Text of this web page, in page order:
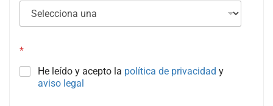
*
He leído y acepto la política de privacidad y
aviso legal